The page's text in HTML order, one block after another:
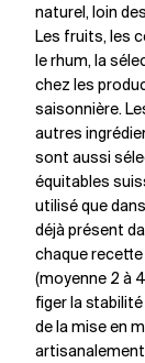
naturel, loin
Les fruits, les
le rhum, la
chez les
saisonnière.
autres
sont aussi
équitables
utilisé que
déjà présent
chaque
(moyenne 2 à
figer la
de la mise en
artisanalement